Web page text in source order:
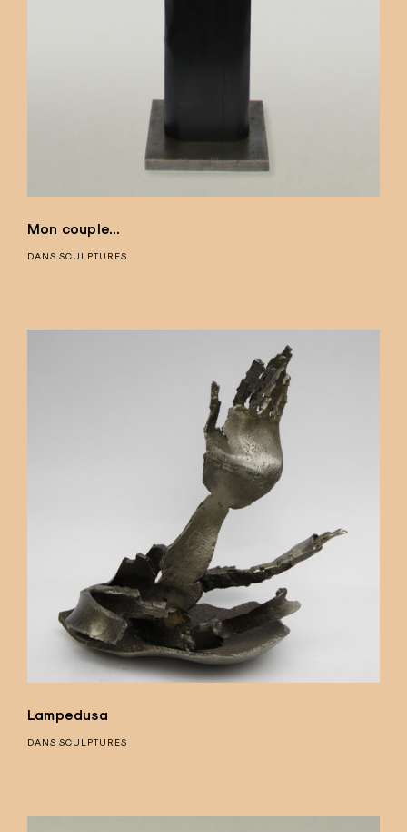
Mon couple…
DANS SCULPTURES
Lampedusa
DANS SCULPTURES